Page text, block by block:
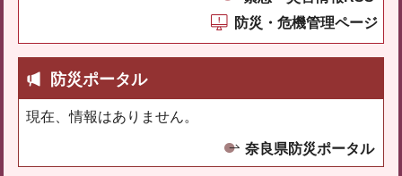
防災・危機管理ページ
防災ポータル
現在、情報はありません。
奈良県防災ポータル